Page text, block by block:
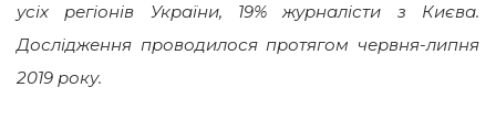
усіх регіонів України, 19% журналісти з Києва.
Дослідження проводилося протягом червня-липня
2019 року.